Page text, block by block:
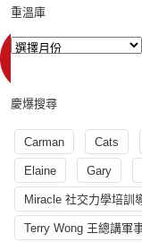
重溫庫
慶爆搜尋
Carman Cats
Elaine Gary
Miracle 社交力學培訓
Terry Wong 王總講軍